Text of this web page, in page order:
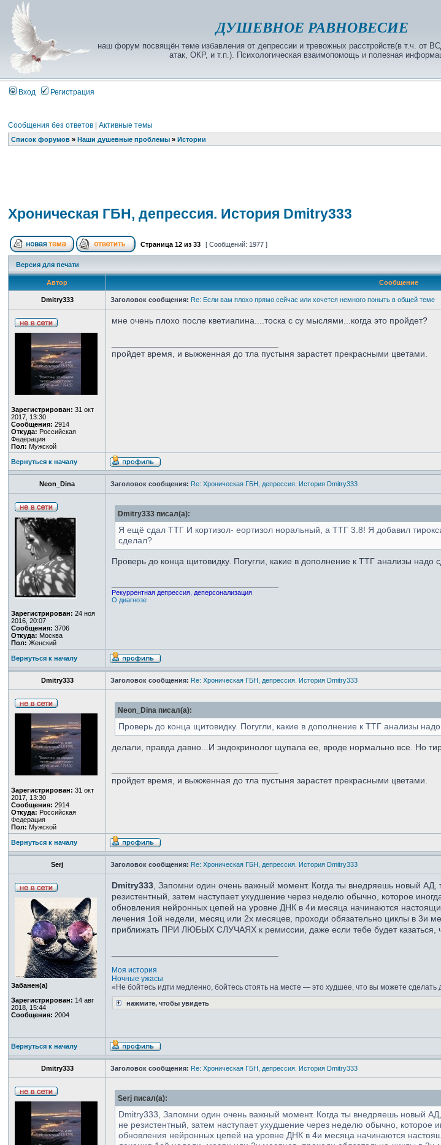
ДУШЕВНОЕ РАВНОВЕСИЕ
наш форум посвящён теме избавления от депрессии и тревожных расстройств(в т.ч. от
атак, ОКР, и т.п.). Психологическая взаимопомощь и полезная
Вход Регистрация
Сообщения без ответов |Активные темы
Список форумов »Наши душевные проблемы »Истории
Хроническая ГБН, депрессия. История Dmitry333
Страница12 из33 [ Сообщений: 1977 ]
Версия для печати
Автор Сообщение
Dmitry333 Заголовок сообщения: Re: Если вам плохо прямо сейчас или хочется немного поныть в общей теме
Зарегистрирован: 31 окт
2017, 13:30
Сообщения: 2914
Откуда: Российская
Федерация
Пол: Мужской
мне очень плохо после кветиапина....тоска с су мыслями...когда это пройдет?
пройдет время, и выжженная до тла пустыня зарастет прекрасными цветами.
Вернуться к началу
Neon_Dina Заголовок сообщения: Re: Хроническая ГБН, депрессия. История Dmitry333
Зарегистрирован: 24 ноя
2016, 20:07
Сообщения: 3706
Откуда: Москва
Пол: Женский
Dmitry333 писал(а):
Я ещё сдал ТТГ И кортизол- еортизол норальный, а ТТГ 3.8! Я добавил
сделал?
Проверь до конца щитовидку. Погугли, какие в дополнение к ТТГ анализы надо
Рекуррентная депрессия, деперсонализация
О диагнозе
Вернуться к началу
Dmitry333 Заголовок сообщения: Re: Хроническая ГБН, депрессия. История Dmitry333
Зарегистрирован: 31 окт
2017, 13:30
Сообщения: 2914
Откуда: Российская
Федерация
Пол: Мужской
Neon_Dina писал(а):
Проверь до конца щитовидку. Погугли, какие в дополнение к ТТГ анализы
делали, правда давно...И эндокринолог щупала ее, вроде нормально все. Но
пройдет время, и выжженная до тла пустыня зарастет прекрасными цветами.
Вернуться к началу
Serj Заголовок сообщения: Re: Хроническая ГБН, депрессия. История Dmitry333
Забанен(а)
Зарегистрирован: 14 авг
2018, 15:44
Сообщения: 2004
Dmitry333 , Запомни один очень важный момент. Когда ты внедряешь новый АД,
резистентный, затем наступает ухудшение через неделю обычно, которое
обновления нейронных цепей на уровне ДНК в 4и месяца начинаются
лечения 1ой недели, месяц или 2х месяцев, проходи обязательно циклы в 3и
приближать ПРИ ЛЮБЫХ СЛУЧАЯХ к ремиссии, даже если тебе будет казаться,
Моя история
Ночные ужасы
«Не бойтесь идти медленно, бойтесь стоять на месте — это худшее, что вы можете сделать
нажмите, чтобы увидеть
Вернуться к началу
Dmitry333 Заголовок сообщения: Re: Хроническая ГБН, депрессия. История Dmitry333
Serj писал(а):
Dmitry333, Запомни один очень важный момент. Когда ты внедряешь новый
не резистентный, затем наступает ухудшение через неделю обычно, которое
обновления нейронных цепей на уровне ДНК в 4и месяца начинаются